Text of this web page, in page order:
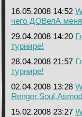
16.05.2008 14:52
чего ДОВелА
29.04.2008 14:20
турнире!
28.04.2008 21:57
турнире!
02.04.2008 13:28
15.02.2008 23:27